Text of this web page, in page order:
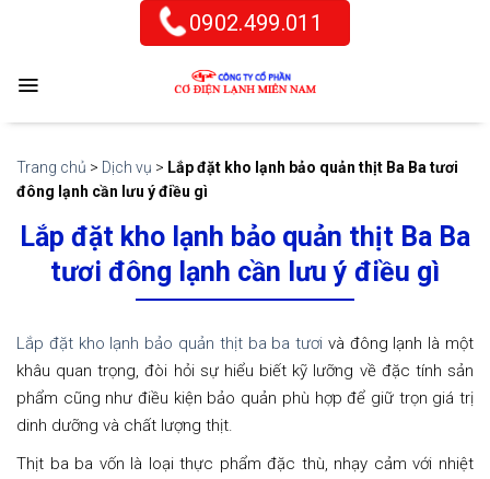
0902.499.011
Trang chủ > Dịch vụ > Lắp đặt kho lạnh bảo quản thịt Ba Ba tươi
đông lạnh cần lưu ý điều gì
Lắp đặt kho lạnh bảo quản thịt Ba Ba
tươi đông lạnh cần lưu ý điều gì
Lắp đặt kho lạnh bảo quản thịt ba ba tươi và đông lạnh là một
khâu quan trọng, đòi hỏi sự hiểu biết kỹ lưỡng về đặc tính sản
phẩm cũng như điều kiện bảo quản phù hợp để giữ trọn giá trị
dinh dưỡng và chất lượng thịt.
Thịt ba ba vốn là loại thực phẩm đặc thù, nhạy cảm với nhiệt